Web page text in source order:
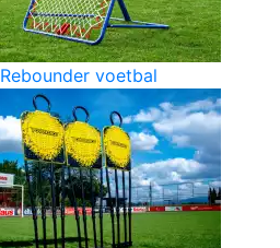
Rebounder voetbal